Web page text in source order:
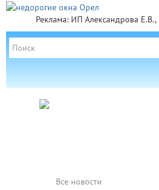
Реклама: ИП Александрова
Все новости